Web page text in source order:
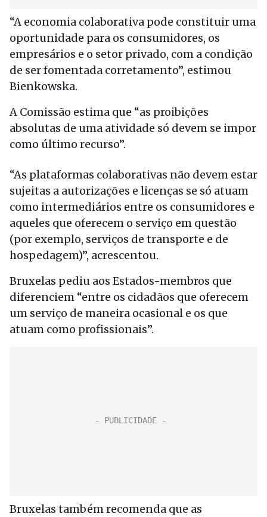
“A economia colaborativa pode constituir uma
oportunidade para os consumidores, os
empresários e o setor privado, com a condição
de ser fomentada corretamento”, estimou
Bienkowska.
A Comissão estima que “as proibições
absolutas de uma atividade só devem se impor
como último recurso”.
“As plataformas colaborativas não devem estar
sujeitas a autorizações e licenças se só atuam
como intermediários entre os consumidores e
aqueles que oferecem o serviço em questão
(por exemplo, serviços de transporte e de
hospedagem)”, acrescentou.
Bruxelas pediu aos Estados-membros que
diferenciem “entre os cidadãos que oferecem
um serviço de maneira ocasional e os que
atuam como profissionais”.
Bruxelas também recomenda que as